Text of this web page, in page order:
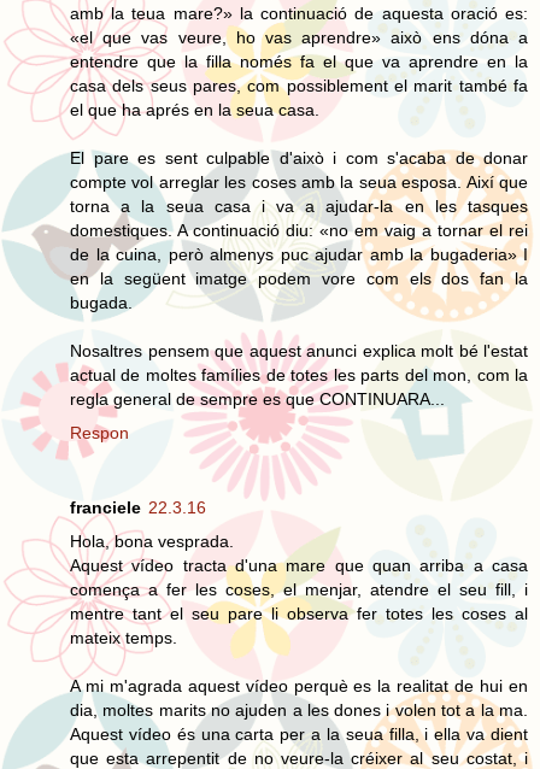
amb la teua mare?» la continuació de aquesta oració es:
«el que vas veure, ho vas aprendre» això ens dóna a
entendre que la filla només fa el que va aprendre en la
casa dels seus pares, com possiblement el marit també fa
el que ha aprés en la seua casa.
El pare es sent culpable d'això i com s'acaba de donar
compte vol arreglar les coses amb la seua esposa. Així que
torna a la seua casa i va a ajudar-la en les tasques
domestiques. A continuació diu: «no em vaig a tornar el rei
de la cuina, però almenys puc ajudar amb la bugaderia» I
en la següent imatge podem vore com els dos fan la
bugada.
Nosaltres pensem que aquest anunci explica molt bé l'estat
actual de moltes famílies de totes les parts del mon, com la
regla general de sempre es que CONTINUARA...
Respon
franciele 22.3.16
Hola, bona vesprada.
Aquest vídeo tracta d'una mare que quan arriba a casa
comença a fer les coses, el menjar, atendre el seu fill, i
mentre tant el seu pare li observa fer totes les coses al
mateix temps.
A mi m'agrada aquest vídeo perquè es la realitat de hui en
dia, moltes marits no ajuden a les dones i volen tot a la ma.
Aquest vídeo és una carta per a la seua filla, i ella va dient
que esta arrepentit de no veure-la créixer al seu costat, i